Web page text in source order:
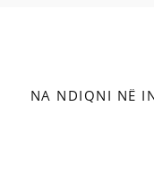
NA NDIQNI NË